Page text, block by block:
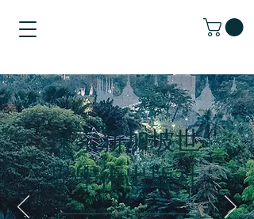
探索新加坡世
界學術出版社